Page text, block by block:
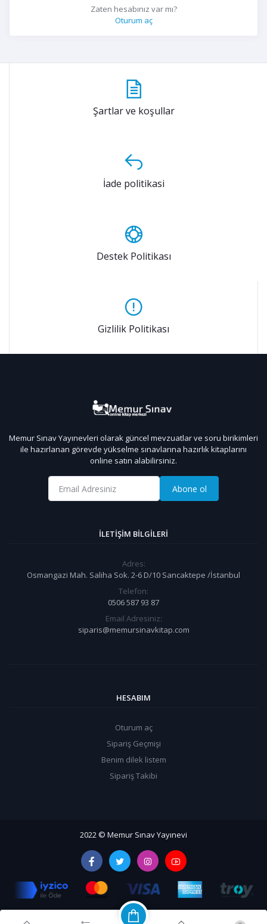
Zaten hesabınız var mı?
Oturum aç
Şartlar ve koşullar
İade politikasi
Destek Politikası
Gizlilik Politikası
Memur Sınav Yayınevleri olarak güncel mevzuatlar ve soru birikimleri
ile hazırlanan görevde yükselme sınavlarına hazırlık kitaplarını
online satın alabilirsiniz.
Abone ol
İLETIŞIM BILGILERI
Adres:
Osmangazi Mah. Saliha Sok. 2-6 D/10 Sancaktepe /İstanbul
Telefon:
0506 587 93 87
Email Adresiniz:
siparis@memursinavkitap.com
HESABIM
Oturum aç
Sipariş Geçmişi
Benim dilek listem
Sipariş Takibi
2022 © Memur Sınav Yayınevi